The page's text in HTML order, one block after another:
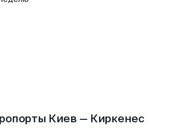
Киев — Киркенес